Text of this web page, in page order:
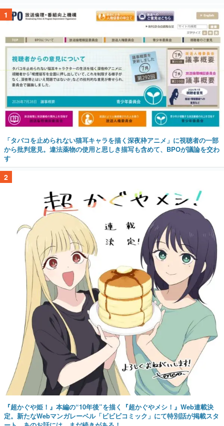
1
「タバコを止められない猫耳キャラを描く深夜枠アニメ」に視聴者の一部
から批判意見。違法薬物の使用と思しき描写も含めて、BPOが議論を交わ
す
2
『超かぐや姫！』本編の“10年後”を描く『超かぐやメシ！』Web連載決
定。新たなWebマンガレーベル「ビビビコミック」にて特別話が掲載スタ